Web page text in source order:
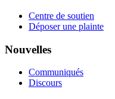
Centre de soutien
Déposer une plainte
Nouvelles
Communiqués
Discours